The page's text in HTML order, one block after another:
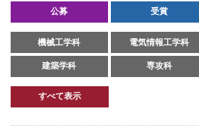
公募 受賞
機械工学科 電気情報工学科
建築学科 専攻科
すべて表示